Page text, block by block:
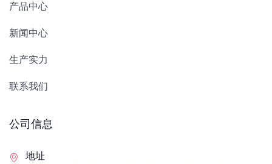
产品中心
新闻中心
生产实力
联系我们
公司信息
地址